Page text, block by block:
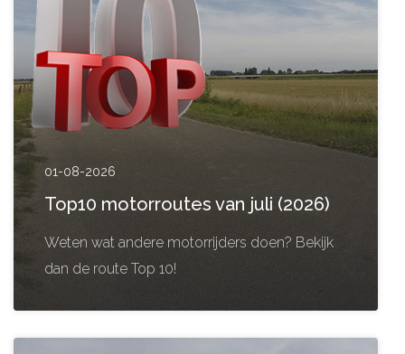
01-08-2026
Top10 motorroutes van juli (2026)
Weten wat andere motorrijders doen? Bekijk
dan de route Top 10!